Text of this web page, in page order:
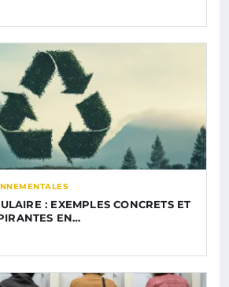
: EXEMPLES CONCRETS ET
EN…